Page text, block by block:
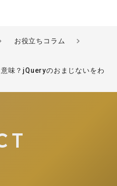
お役立ちコラム
味？jQueryのおまじないをわ